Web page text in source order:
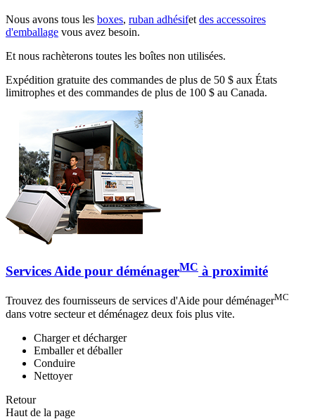
Nous avons tous les boxes, ruban adhésifet des accessoires
d'emballage vous avez besoin.
Et nous rachèterons toutes les boîtes non utilisées.
Expédition gratuite des commandes de plus de 50 $ aux États
limitrophes et des commandes de plus de 100 $ au Canada.
Services Aide pour déménagerMC à proximité
Trouvez des fournisseurs de services d'Aide pour déménagerMC
dans votre secteur et déménagez deux fois plus vite.
Charger et décharger
Emballer et déballer
Conduire
Nettoyer
Retour
Haut de la page